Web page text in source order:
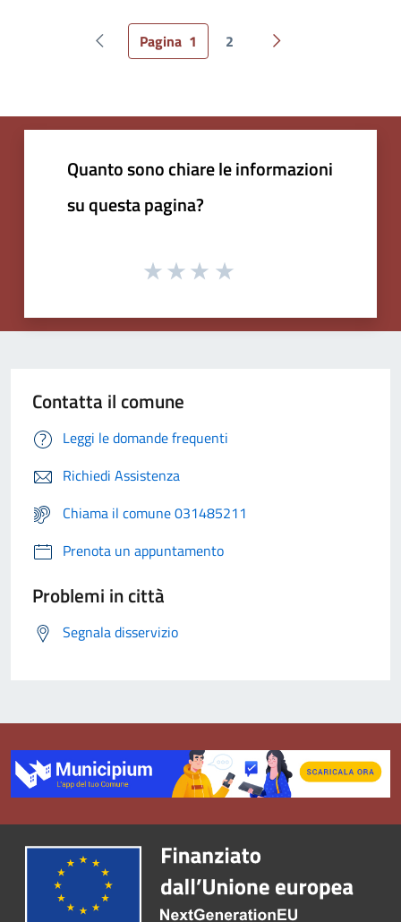
Pagina precedente
Pagina 1 2 Pagina successiva
Quanto sono chiare le informazioni
su questa pagina?
Contatta il comune
Leggi le domande frequenti
Richiedi Assistenza
Chiama il comune 031485211
Prenota un appuntamento
Problemi in città
Segnala disservizio